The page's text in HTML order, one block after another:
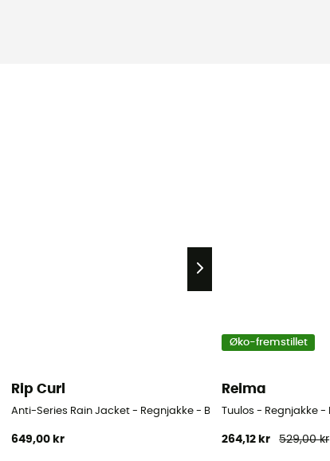
Rip Curl
Anti-Series Rain Jacket - Regnjakke - Barn
649,00 kr
Øko-fremstillet
Reima
Tuulos - Regnjakke -
264,12 kr 529,00 kr